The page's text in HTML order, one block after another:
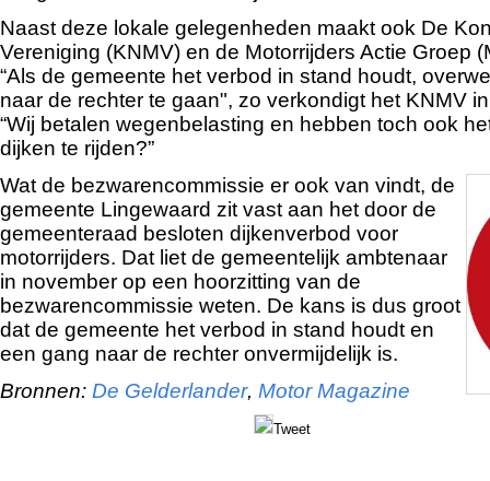
Naast deze lokale gelegenheden maakt ook De
Vereniging (KNMV) en de Motorrijders Actie Groep
“Als de gemeente het verbod in stand houdt,
naar de rechter te gaan", zo verkondigt het KNMV
“Wij betalen wegenbelasting en hebben toch ook
dijken te rijden?”
Wat de bezwarencommissie er ook van vindt, de
gemeente Lingewaard zit vast aan het door de
gemeenteraad besloten dijkenverbod voor
motorrijders. Dat liet de gemeentelijk ambtenaar
in november op een hoorzitting van de
bezwarencommissie weten. De kans is dus groot
dat de gemeente het verbod in stand houdt en
een gang naar de rechter onvermijdelijk is.
Bronnen: De Gelderlander, Motor Magazine
Tweet